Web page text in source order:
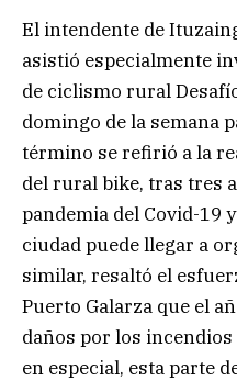
El intendente de
asistió especialmente
de ciclismo rural
domingo de la semana
término se refirió a la
del rural bike, tras tres
pandemia del Covid-19
ciudad puede llegar a
similar, resaltó el
Puerto Galarza que el
daños por los
en especial, esta parte